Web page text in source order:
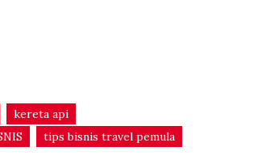
kereta api
tips bisnis travel pemula